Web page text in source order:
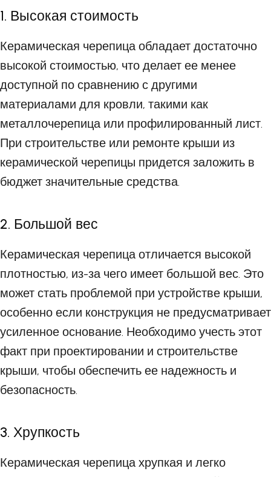
1. Высокая стоимость
Керамическая черепица обладает достаточно
высокой стоимостью, что делает ее менее
доступной по сравнению с другими
материалами для кровли, такими как
металлочерепица или профилированный лист.
При строительстве или ремонте крыши из
керамической черепицы придется заложить в
бюджет значительные средства.
2. Большой вес
Керамическая черепица отличается высокой
плотностью, из-за чего имеет большой вес. Это
может стать проблемой при устройстве крыши,
особенно если конструкция не предусматривает
усиленное основание. Необходимо учесть этот
факт при проектировании и строительстве
крыши, чтобы обеспечить ее надежность и
безопасность.
3. Хрупкость
Керамическая черепица хрупкая и легко